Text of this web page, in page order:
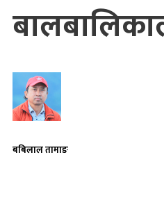
बबिलाल तामाङ